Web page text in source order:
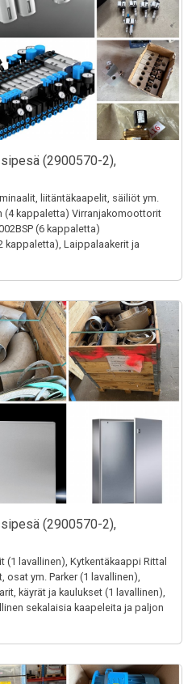
(2900570-2),
liitäntäkaapelit, säiliöt ym.
(4 kappaletta) Virranjakomoottorit
(6 kappaletta)
kappaletta), Laippalaakerit ja
(2900570-2),
lavallinen), Kytkentäkaappi Rittal
osat ym. Parker (1 lavallinen),
käyrät ja kaulukset (1 lavallinen),
sekalaisia kaapeleita ja paljon